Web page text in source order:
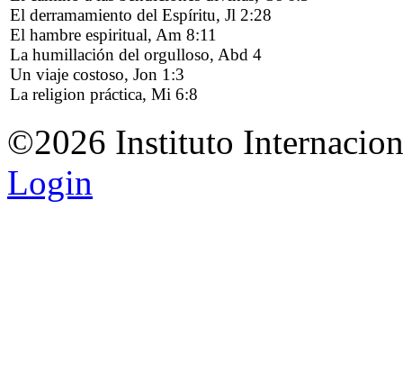
El derramamiento del Espíritu, Jl 2:28
El hambre espiritual, Am 8:11
La humillación del orgulloso, Abd 4
Un viaje costoso, Jon 1:3
La religion práctica, Mi 6:8
©2026 Instituto
Login